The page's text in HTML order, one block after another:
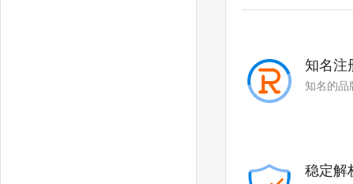
知名注
知名的品
稳定解